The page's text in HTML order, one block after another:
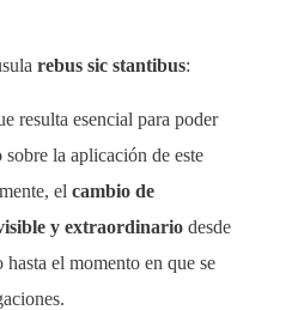
rebus sic stantibus:
resulta esencial para poder
la aplicación de este
el cambio de
y extraordinario desde
el momento en que se